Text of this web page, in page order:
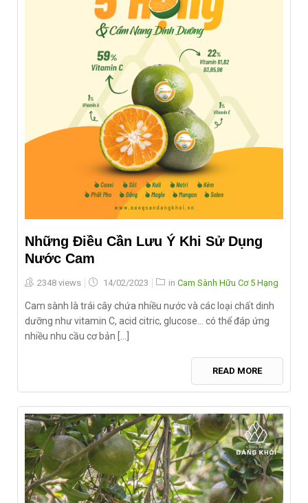
Những Điều Cần Lưu Ý Khi Sử Dụng
Nước Cam
2348 views
Posted
14/02/2023 in Cam Sành Hữu Cơ 5 Hạng
Cam sành là trái cây chứa nhiều nước và các loại chất dinh
dưỡng như vitamin C, acid citric, glucose… có thể đáp ứng
nhiều nhu cầu cơ bản [...]
READ MORE